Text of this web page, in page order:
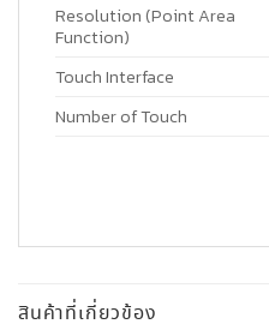
Resolution (Point Area
Function)
Touch Interface
Number of Touch
สินค้าที่เกี่ยวข้อง